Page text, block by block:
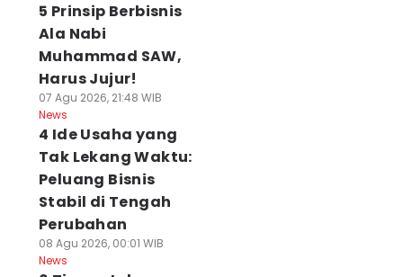
5 Prinsip Berbisnis
Ala Nabi
Muhammad SAW,
Harus Jujur!
07 Agu 2026, 21:48 WIB
News
4 Ide Usaha yang
Tak Lekang Waktu:
Peluang Bisnis
Stabil di Tengah
Perubahan
08 Agu 2026, 00:01 WIB
News